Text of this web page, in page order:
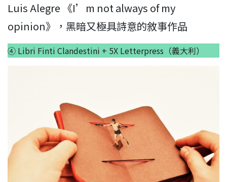
Luis Alegre 《I’m not always of my
opinion》，黑暗又極具詩意的敘事作品
④ Libri Finti Clandestini + 5X Letterpress（義大利）